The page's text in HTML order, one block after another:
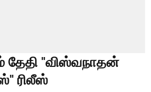
தேதி "விஸ்வநாதன்
ரிலீஸ்